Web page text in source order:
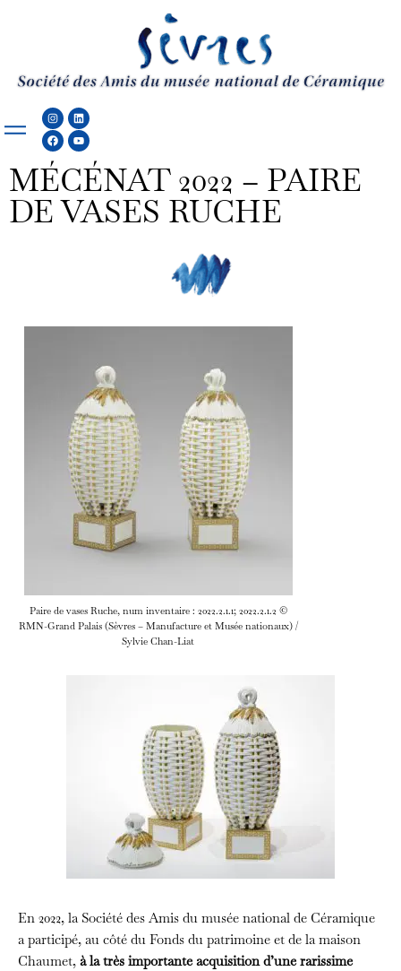
Instagram
Linkedin
FacebookYoutube
MÉCÉNAT 2022 – PAIRE
DE VASES RUCHE
Paire de vases Ruche, num inventaire : 2022.2.1.1; 2022.2.1.2 ©
RMN-Grand Palais (Sèvres – Manufacture et Musée nationaux) /
Sylvie Chan-Liat
En 2022, la Société des Amis du musée national de Céramique
a participé, au côté du Fonds du patrimoine et de la maison
Chaumet, à la très importante acquisition d’une rarissime